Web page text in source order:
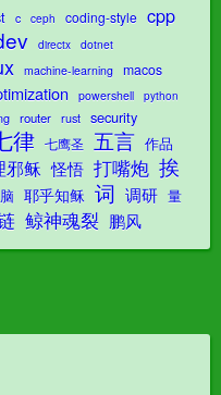
c ceph coding-style cpp
directx dotnet
machine-learning macos
powershell
python
router rust security
律 七鹰圣 五言 作品
邪稣 怪悟 打嘴炮 挨
耶乎知稣 词 调研 量
鲸神魂裂 鹏风